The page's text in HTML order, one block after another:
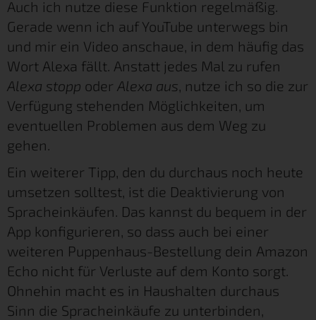
Auch ich nutze diese Funktion regelmäßig.
Gerade wenn ich auf YouTube unterwegs bin
und mir ein Video anschaue, in dem häufig das
Wort Alexa fällt. Anstatt jedes Mal zu rufen
Alexa stopp oder Alexa aus , nutze ich so die zur
Verfügung stehenden Möglichkeiten, um
eventuellen Problemen aus dem Weg zu
gehen.
Ein weiterer Tipp, den du durchaus noch heute
umsetzen solltest, ist die Deaktivierung von
Spracheinkäufen. Das kannst du bequem in der
App konfigurieren, so dass auch bei einer
weiteren Puppenhaus-Bestellung dein Amazon
Echo nicht für Verluste auf dem Konto sorgt.
Ohnehin macht es in Haushalten durchaus
Sinn die Spracheinkäufe zu unterbinden,